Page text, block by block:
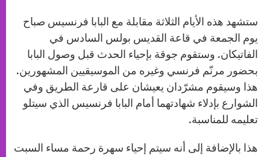
ستشهد هذه الأيام الثلاثة مقابلة مع البابا فرنسيس صباح
يوم الجمعة في قاعة القديس بولس السادس في
الفاتيكان. وستقوم جوقة بإحياء الحدث قبل وصول البابا
بحضور مرنّم فرنسي وغيره من الموسيقيين المشهورين.
هذا وسيقوم مشرّدان يعيشان على قارعة الطريق وفي
الشوارع بإدلاء شهادتهما أمام البابا فرنسيس الذي سيتلو
تعليمه للمناسبة.
هذا بالإضافة إلى أنه سيتم إحياء سهرة رحمة مساء السبت